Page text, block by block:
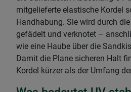
mitgelieferte elastische Kordel
Handhabung. Sie wird durch
gefädelt und verknotet –
wie eine Haube über die
Damit die Plane sicheren Halt
Kordel kürzer als der Umfang